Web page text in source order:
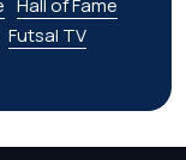
Hall of Fame
Futsal TV